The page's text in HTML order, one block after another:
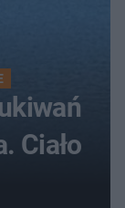
Ciało